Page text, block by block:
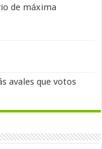
de máxima
avales que votos